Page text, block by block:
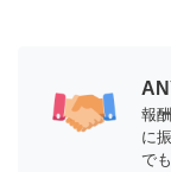
報
に
で